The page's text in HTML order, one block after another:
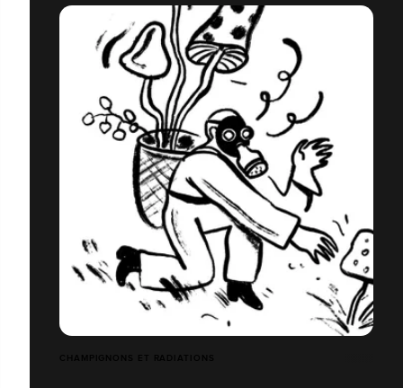
CHAMPIGNONS ET RADIATIONS